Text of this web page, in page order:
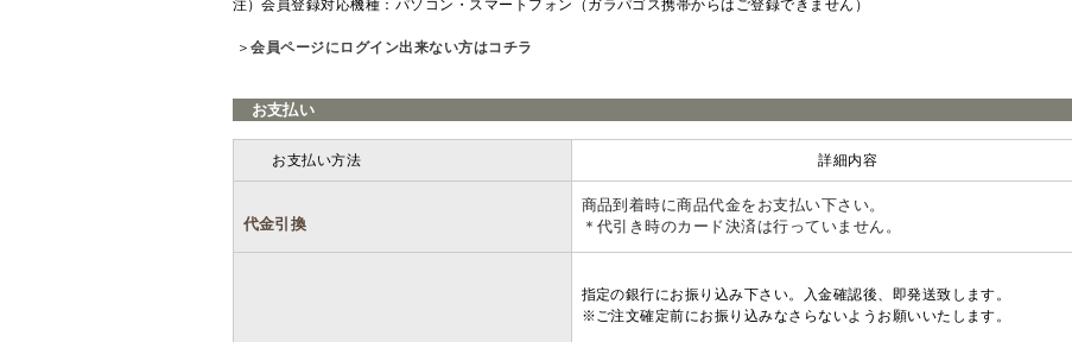
注）会員登録対応機種：パソコン・スマートフォン（ガラパゴス携帯からはご登録できません）
＞会員ページにログイン出来ない方はコチラ
お支払い
お支払い方法 詳細内容
代金引換
商品到着時に商品代金をお支払い下さい。
＊代引き時のカード決済は行っていません。
指定の銀行にお振り込み下さい。入金確認後、即発送致します。
※ご注文確定前にお振り込みなさらないようお願いいたします。